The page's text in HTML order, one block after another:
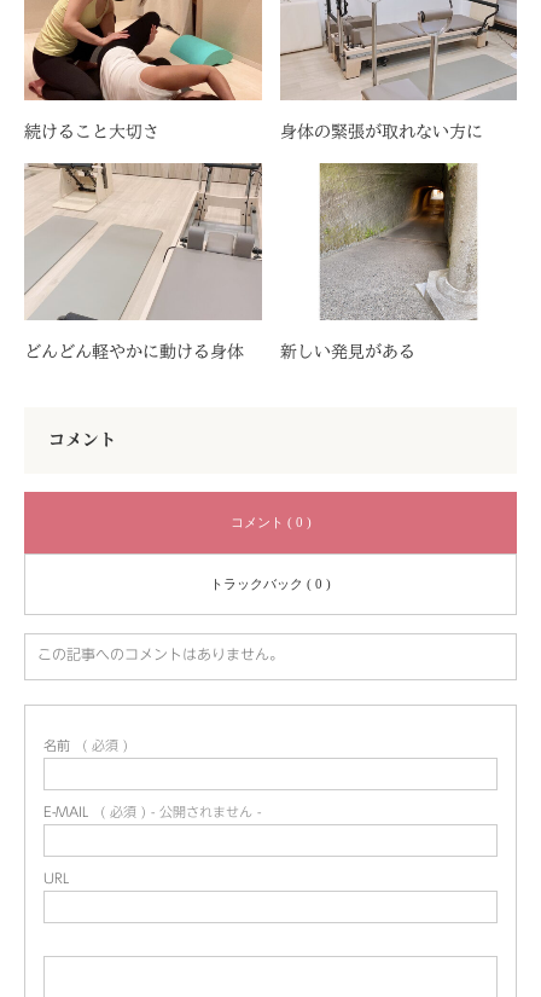
続けること大切さ 身体の緊張が取れない方に
どんどん軽やかに動ける身体 新しい発見がある
コメント
コメント ( 0 )
トラックバック ( 0 )
この記事へのコメントはありません。
名前 ( 必須 )
E-MAIL ( 必須 ) - 公開されません -
URL